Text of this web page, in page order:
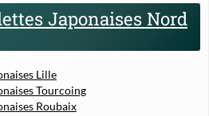
Japonaises Nord
Lille
Tourcoing
Roubaix